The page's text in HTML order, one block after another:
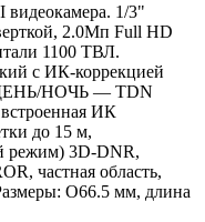
1/3"
2.0Мп Full HD
1100 TВЛ.
с ИК-коррекцией
ДЕНЬ/НОЧЬ — TDN
ИК
до 15 м,
режим) 3D-DNR,
частная область,
O66.5 мм, длина